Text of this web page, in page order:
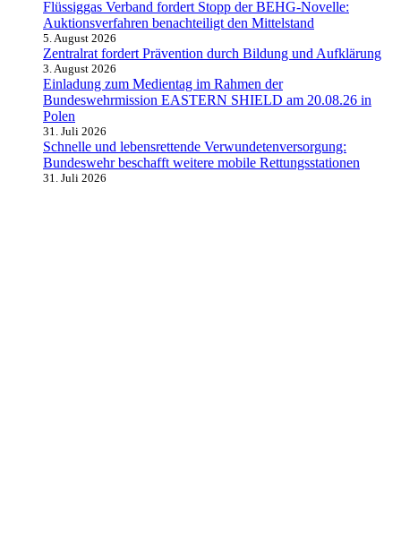
Flüssiggas Verband fordert Stopp der BEHG-Novelle:
Auktionsverfahren benachteiligt den Mittelstand
5. August 2026
Zentralrat fordert Prävention durch Bildung und Aufklärung
3. August 2026
Einladung zum Medientag im Rahmen der
Bundeswehrmission EASTERN SHIELD am 20.08.26 in
Polen
31. Juli 2026
Schnelle und lebensrettende Verwundetenversorgung:
Bundeswehr beschafft weitere mobile Rettungsstationen
31. Juli 2026